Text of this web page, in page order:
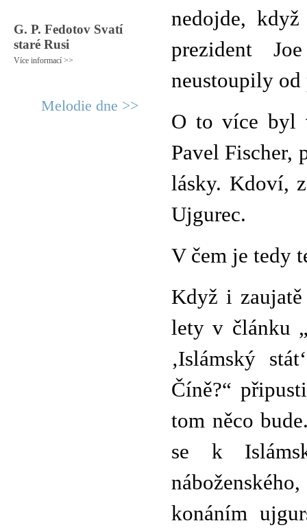
G. P. Fedotov Svatí
staré Rusi
Více informací >>
Melodie dne >>
nedojde,
prezident
neustoupily
O to více byl
Pavel Fischer,
lásky. Kdoví,
Ujgurec.
V čem je tedy
Když i
lety v článku
‚Islámský
Číně?“
tom něco
se k
konáním